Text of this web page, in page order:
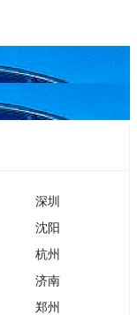
深圳
沈阳
杭州
济南
郑州